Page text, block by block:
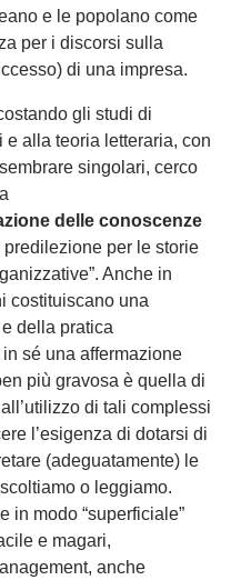
e le popolano come
per i discorsi sulla
di una impresa.
gli studi di
alla teoria letteraria, con
singolari, cerco
delle conoscenze
per le storie
Anche in
costituiscano una
della pratica
sé una affermazione
più gravosa è quella di
di tali complessi
l’esigenza di dotarsi di
(adeguatamente) le
o leggiamo.
in modo “superficiale”
e magari,
anche